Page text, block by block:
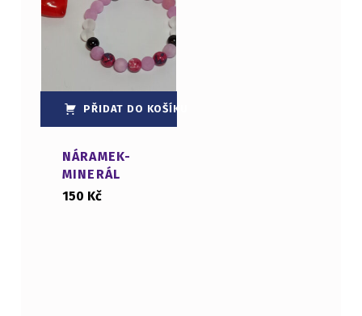
PŘIDAT DO KOŠÍKU
NÁRAMEK-
MINERÁL
150 Kč